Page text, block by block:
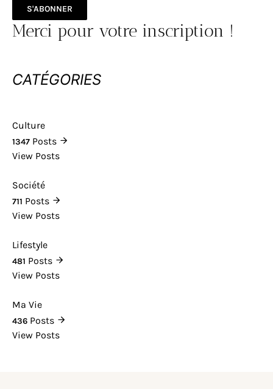
S'ABONNER
Merci pour votre inscription !
CATÉGORIES
Culture
1347 Posts
View Posts
Société
711 Posts
View Posts
Lifestyle
481 Posts
View Posts
Ma Vie
436 Posts
View Posts